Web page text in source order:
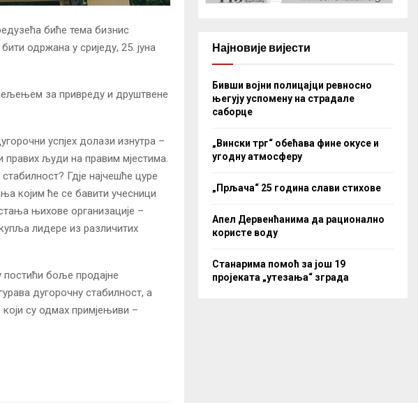
биће тема бизнис
одржана у сриједу, 25. јуна
за привреду и друштвене
успјех долази изнутра –
правих људи на правим мјестима.
Гдје најчешће цуре
којим ће се бавити учесници
њихове организације –
лидере из различитих
боље продајне
дугорочну стабилност, а
који су одмах примјењиви –
Најновије вијести
Бивши војни полицајци ревносно
његују успомену на страдале
саборце
„Вински трг“ обећава фине окусе и
угодну атмосферу
„Прљача“ 25 година слави стихове
Апел Дервенћанима да рационално
користе воду
Станарима помоћ за још 19
пројеката „утезања“ зграда